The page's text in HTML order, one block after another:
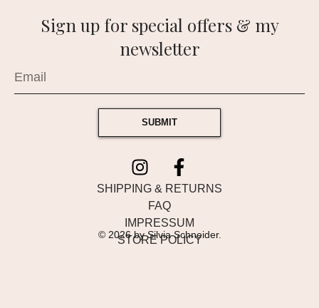
Sign up for special offers & my
newsletter
SUBMIT
SHIPPING & RETURNS
FAQ
IMPRESSUM
STORE POLICY
© 2026 by Silvia Schneider.